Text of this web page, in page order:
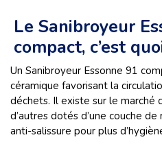
Le Sanibroyeur
compact, c’est
Un Sanibroyeur Essonne 91
céramique favorisant la
déchets. Il existe sur le marché
d’autres dotés d’une couche
anti-salissure pour plus